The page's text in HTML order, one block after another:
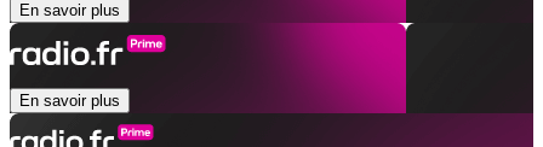
En savoir plus
En savoir plus